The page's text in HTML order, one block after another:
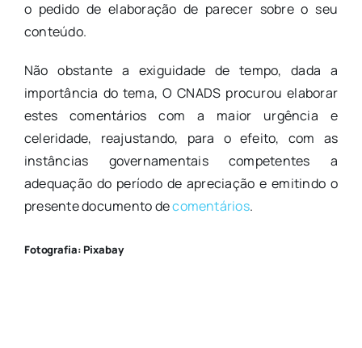
o pedido de elaboração de parecer sobre o seu
conteúdo.
Não obstante a exiguidade de tempo, dada a
importância do tema, O CNADS procurou elaborar
estes comentários com a maior urgência e
celeridade, reajustando, para o efeito, com as
instâncias governamentais competentes a
adequação do período de apreciação e emitindo o
presente documento decomentários.
Fotografia: Pixabay